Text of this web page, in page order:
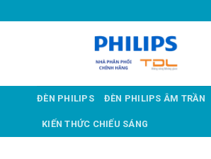
qua
ĐÈN PHILIPS ĐÈN PHILIPS ÂM TRẦN
KIẾN THỨC CHIẾU SÁNG